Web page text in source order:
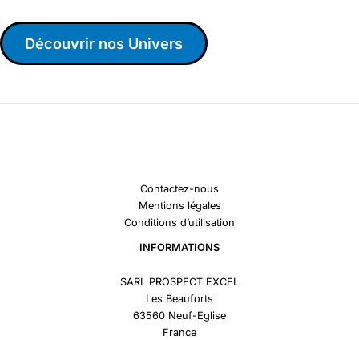
Découvrir nos Univers
Contactez-nous
Mentions légales
Conditions d’utilisation
INFORMATIONS
SARL PROSPECT EXCEL
Les Beauforts
63560 Neuf-Eglise
France